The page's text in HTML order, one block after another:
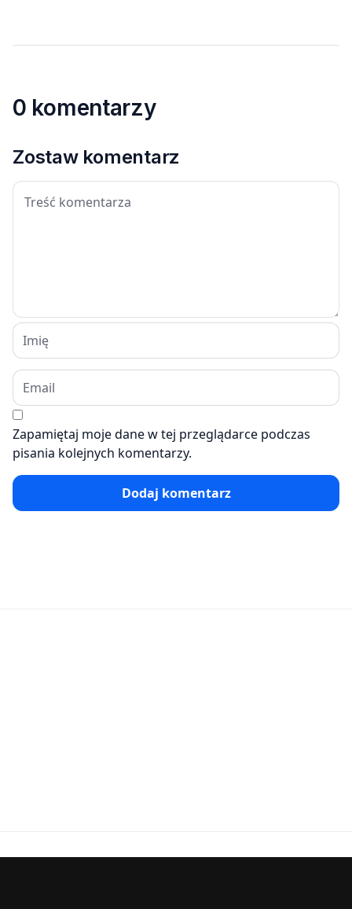
0 komentarzy
Zostaw komentarz
Zapamiętaj moje dane w tej przeglądarce podczas
pisania kolejnych komentarzy.
Dodaj komentarz